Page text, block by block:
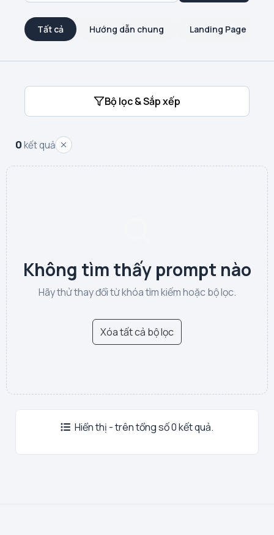
Tất cả Hướng dẫn chung Landing Page
Bộ lọc & Sắp xếp
0kết quả
Không tìm thấy prompt nào
Hãy thử thay đổi từ khóa tìm kiếm hoặc bộ lọc.
Xóa tất cả bộ lọc
Hiển thị - trên tổng số 0 kết quả.